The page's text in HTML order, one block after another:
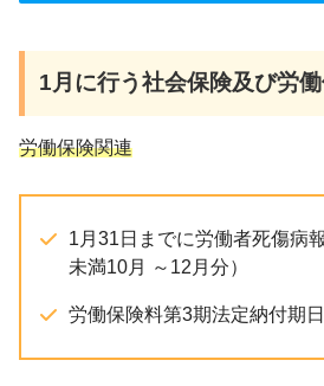
1月 に行う社会保険及び労
労働保険関連
1月31日までに労働者死傷病
未満10月 ～12月分）
労働保険料第3期法定納付期日